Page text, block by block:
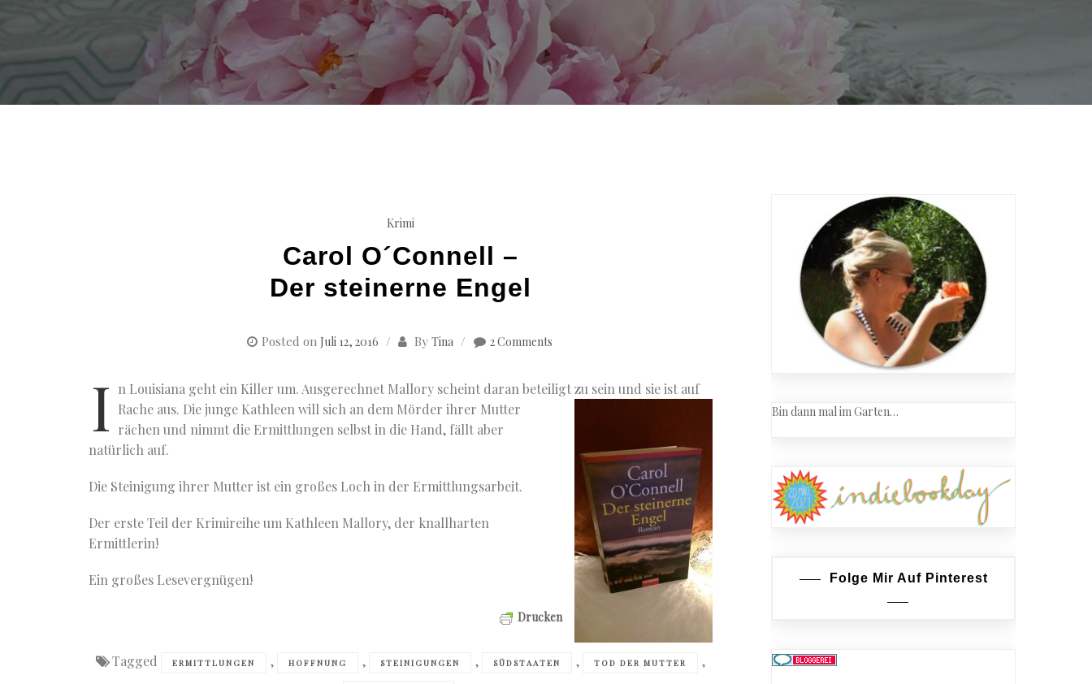
Krimi
Carol O´Connell –
Der steinerne Engel
Posted on Juli 12, 2016 ByTina 2 Comments
I n Louisiana geht ein Killer um. Ausgerechnet Mallory scheint daran beteiligt zu sein und sie ist auf
Rache aus. Die junge Kathleen will sich an dem Mörder ihrer Mutter
rächen und nimmt die Ermittlungen selbst in die Hand, fällt aber
natürlich auf.
Die Steinigung ihrer Mutter ist ein großes Loch in der Ermittlungsarbeit.
Der erste Teil der Krimireihe um Kathleen Mallory, der knallharten
Ermittlerin!
Ein großes Lesevergnügen!
Drucken
Tagged ERMITTLUNGEN , HOFFNUNG , STEINIGUNGEN , SÜDSTAATEN , TOD DER MUTTER ,
Bin dann mal im Garten…
Folge Mir Auf Pinterest